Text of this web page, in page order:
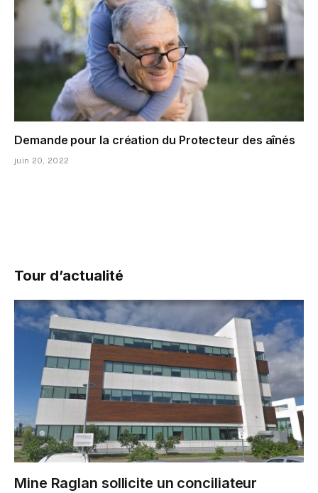
Demande pour la création du Protecteur des aînés
juin 20, 2022
Tour d’actualité
Mine Raglan sollicite un conciliateur